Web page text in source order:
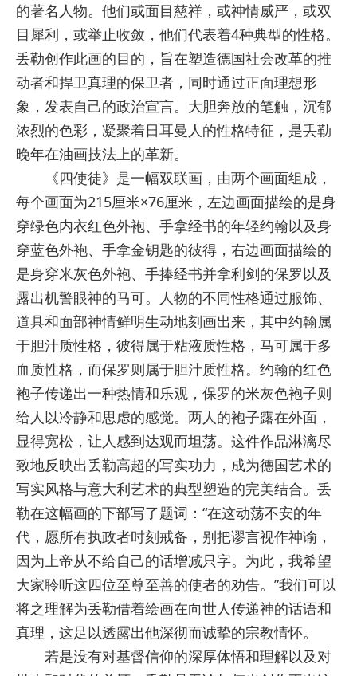
的著名人物。他们或面目慈祥，或神情威严，或双
目犀利，或举止收敛，他们代表着4种典型的性格。
丢勒创作此画的目的，旨在塑造德国社会改革的推
动者和捍卫真理的保卫者，同时通过正面理想形
象，发表自己的政治宣言。大胆奔放的笔触，沉郁
浓烈的色彩，凝聚着日耳曼人的性格特征，是丢勒
晚年在油画技法上的革新。
《四使徒》是一幅双联画，由两个画面组成，
每个画面为215厘米×76厘米，左边画面描绘的是身
穿绿色内衣红色外袍、手拿经书的年轻约翰以及身
穿蓝色外袍、手拿金钥匙的彼得，右边画面描绘的
是身穿米灰色外袍、手捧经书并拿利剑的保罗以及
露出机警眼神的马可。人物的不同性格通过服饰、
道具和面部神情鲜明生动地刻画出来，其中约翰属
于胆汁质性格，彼得属于粘液质性格，马可属于多
血质性格，而保罗则属于胆汁质性格。约翰的红色
袍子传递出一种热情和乐观，保罗的米灰色袍子则
给人以冷静和思虑的感觉。两人的袍子露在外面，
显得宽松，让人感到达观而坦荡。这件作品淋漓尽
致地反映出丢勒高超的写实功力，成为德国艺术的
写实风格与意大利艺术的典型塑造的完美结合。丢
勒在这幅画的下部写了题词：“在这动荡不安的年
代，愿所有执政者时刻戒备，别把谬言视作神谕，
因为上帝从不给自己的话增减只字。为此，我希望
大家聆听这四位至尊至善的使者的劝告。”我们可以
将之理解为丢勒借着绘画在向世人传递神的话语和
真理，这足以透露出他深彻而诚挚的宗教情怀。
若是没有对基督信仰的深厚体悟和理解以及对